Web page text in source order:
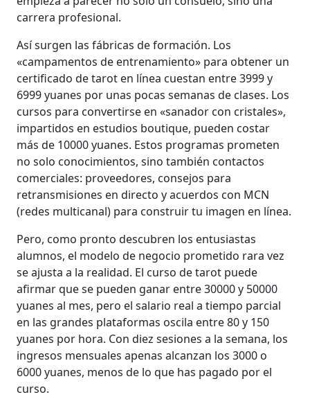
carrera profesional.
Así surgen las fábricas de formación. Los
«campamentos de entrenamiento» para obtener un
certificado de tarot en línea cuestan entre 3999 y
6999 yuanes por unas pocas semanas de clases. Los
cursos para convertirse en «sanador con cristales»,
impartidos en estudios boutique, pueden costar
más de 10000 yuanes. Estos programas prometen
no solo conocimientos, sino también contactos
comerciales: proveedores, consejos para
retransmisiones en directo y acuerdos con MCN
(redes multicanal) para construir tu imagen en línea.
Pero, como pronto descubren los entusiastas
alumnos, el modelo de negocio prometido rara vez
se ajusta a la realidad. El curso de tarot puede
afirmar que se pueden ganar entre 30000 y 50000
yuanes al mes, pero el salario real a tiempo parcial
en las grandes plataformas oscila entre 80 y 150
yuanes por hora. Con diez sesiones a la semana, los
ingresos mensuales apenas alcanzan los 3000 o
6000 yuanes, menos de lo que has pagado por el
curso.